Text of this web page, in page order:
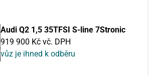
Audi Q2 1,5 35TFSI S-line 7Stronic
919 900 Kč vč. DPH
vůz je ihned k odběru